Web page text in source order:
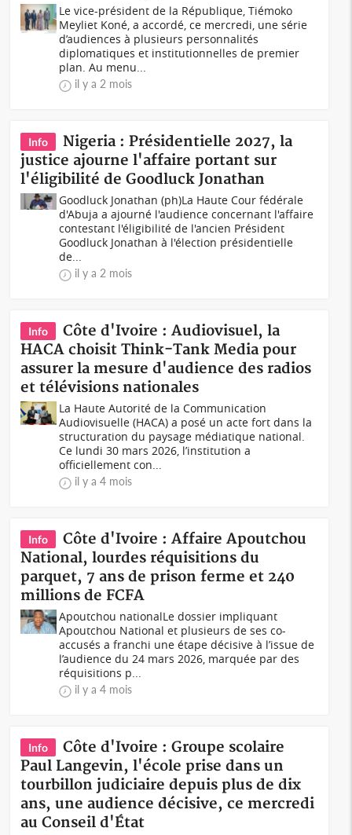
Le vice-président de la République, Tiémoko
Meyliet Koné, a accordé, ce mercredi, une série
d’audiences à plusieurs personnalités
diplomatiques et institutionnelles de premier
plan. Au menu...
il y a 2 mois
Info
Nigeria : Présidentielle 2027, la
justice ajourne l'affaire portant sur
l'éligibilité de Goodluck Jonathan
Goodluck Jonathan (ph)La Haute Cour fédérale
d'Abuja a ajourné l'audience concernant l'affaire
contestant l'éligibilité de l'ancien Président
Goodluck Jonathan à l'élection présidentielle
de...
il y a 2 mois
Info
Côte d'Ivoire : Audiovisuel, la
HACA choisit Think-Tank Media pour
assurer la mesure d'audience des radios
et télévisions nationales
La Haute Autorité de la Communication
Audiovisuelle (HACA) a posé un acte fort dans la
structuration du paysage médiatique national.
Ce lundi 30 mars 2026, l’institution a
officiellement con...
il y a 4 mois
Info
Côte d'Ivoire : Affaire Apoutchou
National, lourdes réquisitions du
parquet, 7 ans de prison ferme et 240
millions de FCFA
Apoutchou nationalLe dossier impliquant
Apoutchou National et plusieurs de ses co-
accusés a franchi une étape décisive à l’issue de
l’audience du 24 mars 2026, marquée par des
réquisitions p...
il y a 4 mois
Info
Côte d'Ivoire : Groupe scolaire
Paul Langevin, l'école prise dans un
tourbillon judiciaire depuis plus de dix
ans, une audience décisive, ce mercredi
au Conseil d'État